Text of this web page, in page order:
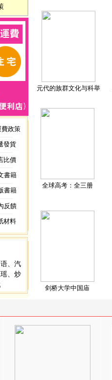
費政策
發貨
比價
書籍
書籍
反饋
材料
汽
炒
元代的族群文化与科举
全球高考：全三册
剑桥大学中国庙